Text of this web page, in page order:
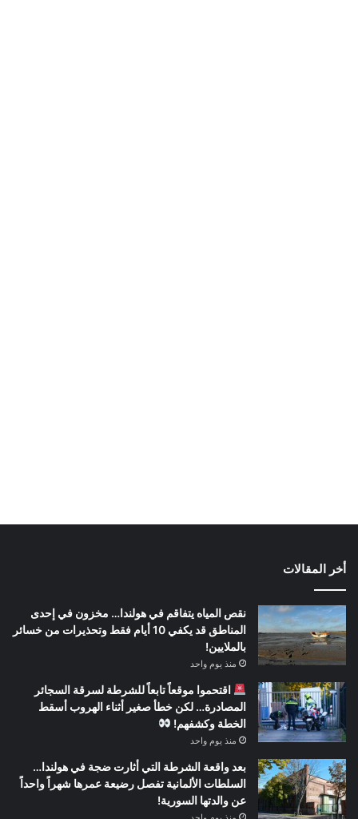
أخر المقالات
نقص المياه يتفاقم في هولندا… مخزون في إحدى
المناطق قد يكفي 10 أيام فقط وتحذيرات من خسائر
بالملايين!
منذ يوم واحد
اقتحموا موقعاً تابعاً للشرطة لسرقة السجائر
المصادرة… لكن خطأ صغير أثناء الهروب أسقط
الخطة وكشفهم!
منذ يوم واحد
بعد واقعة الشرطة التي أثارت ضجة في هولندا…
السلطات الألمانية تفصل رضيعة عمرها شهراً واحداً
عن والدتها السورية!